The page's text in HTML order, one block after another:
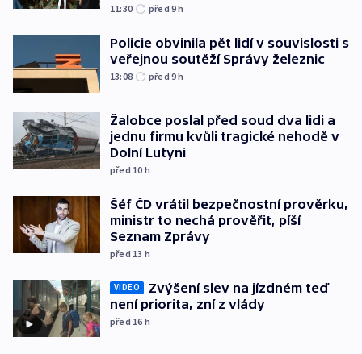
11:30 před 9h
Policie obvinila pět lidí v souvislosti s
veřejnou soutěží Správy železnic
13:08 před 9h
Žalobce poslal před soud dva lidi a
jednu firmu kvůli tragické nehodě v
Dolní Lutyni
před 10 h
Šéf ČD vrátil bezpečnostní prověrku,
ministr to nechá prověřit, píší
Seznam Zprávy
před 13 h
VIDEO
Zvýšení slev na jízdném teď
není priorita, zní z vlády
před 16 h